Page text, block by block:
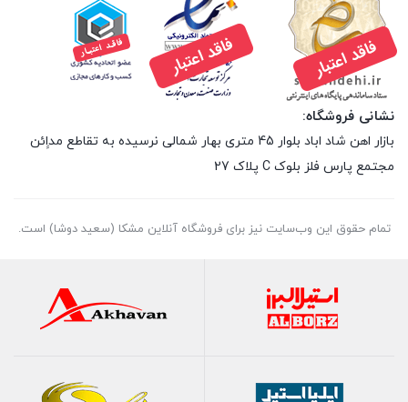
نشانی فروشگاه:
بازار اهن شاد اباد بلوار 45 متری بهار شمالی نرسیده به تقاطع مداِِئن
مجتمع پارس فلز بلوک C پلاک 27
تمام حقوق اين وب‌سايت نیز برای فروشگاه آنلاین مشکا (سعید دوشا) است.